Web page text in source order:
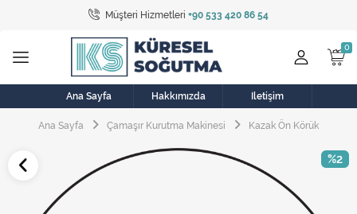
Müşteri Hizmetleri +90 533 420 86 54
Tüm Kategoriler
Bulaşık Makinesi
Buzdolabı
Çamaşır Kurutma Makinesi
Ana Sayfa Hakkımızda İletişim
Ana Sayfa Çamaşır Kurutma Makinesi Kazak Ön Körük
%2